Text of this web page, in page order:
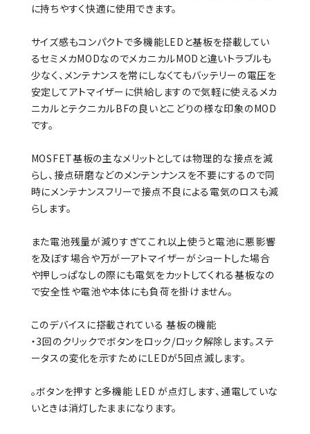
に持ちやすく快適に使用できます。
サイズ感もコンパクトで多機能LEDと基板を搭載してい
るセミメカMODなのでメカニカルMODと違いトラブルも
少なく、メンテナンスを常にしなくてもバッテリーの電圧を
安定してアトマイザーに供給しますので気軽に使えるメカ
ニカルとテクニカルBFの良いとこどりの様な印象のMOD
です。
MOSFET基板の主なメリットとしては物理的な接点を減
らし、接点研磨などのメンテンナンスを不要にするので同
時にメンテナンスフリーで接点不良による電気のロスも減
らします。
また電池残量が減りすぎてこれ以上使うと電池に悪影響
を及ぼす場合や万が一アトマイザーがショートした場合
や押しっぱなしの際にも電気をカットしてくれる基板なの
で安全性や電池や本体にも負荷を掛けません。
このデバイスに搭載されている 基板の機能
・3回のクリックでボタンをロック/ロック解除します。ステ
ータスの変化を示すためにLEDが5回点滅します。
。ボタンを押すと多機能 LED が点灯します、通電していな
いときは消灯したままになります。